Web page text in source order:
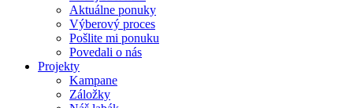
Aktuálne ponuky
Výberový proces
Pošlite mi ponuku
Povedali o nás
Projekty
Kampane
Záložky